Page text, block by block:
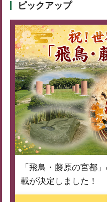
ピックアップ
「飛鳥・藤原の宮都
載が決定しました！